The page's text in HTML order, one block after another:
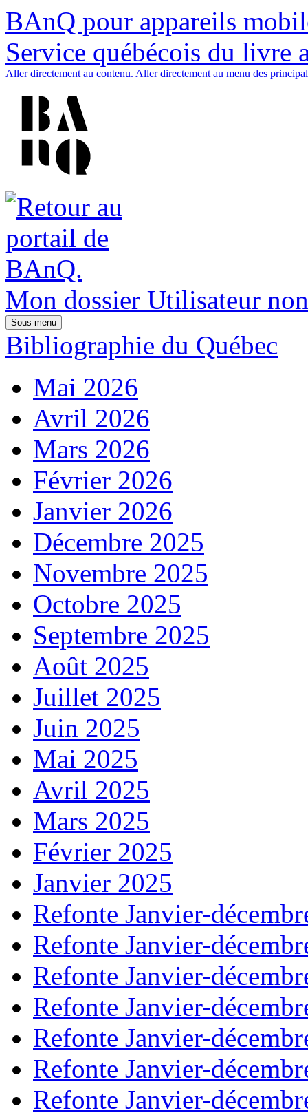
BAnQ pour appareils
Service québécois du livre
Aller directement au contenu. Aller directement au menu des
Mon dossier Utilisateur
Sous-menu
Bibliographie du Québec
Mai 2026
Avril 2026
Mars 2026
Février 2026
Janvier 2026
Décembre 2025
Novembre 2025
Octobre 2025
Septembre 2025
Août 2025
Juillet 2025
Juin 2025
Mai 2025
Avril 2025
Mars 2025
Février 2025
Janvier 2025
Refonte Janvier-
Refonte Janvier-
Refonte Janvier-
Refonte Janvier-
Refonte Janvier-
Refonte Janvier-
Refonte Janvier-